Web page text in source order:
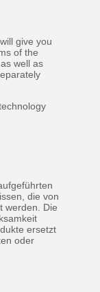
give you
of the
well as
die von
werden. Die
ersetzt
oder